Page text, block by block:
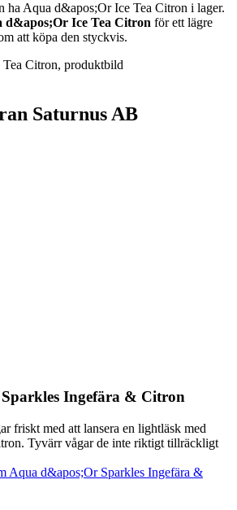
ha Aqua d&apos;Or Ice Tea Citron i lager.
d&apos;Or Ice Tea Citron för ett lägre
att köpa den styckvis.
Saturnus AB
Ingefära & Citron
friskt med att lansera en lightläsk med
Tyvärr vågar de inte riktigt tillräckligt
Aqua d&apos;Or Sparkles Ingefära &